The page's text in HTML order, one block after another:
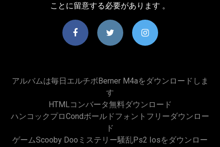
ことに留意する必要があります 。
アルバムは毎日エルチボberner M4aをダウンロードしま
す
HTMLコンバータ無料ダウンロード
ハンコックプロcondボールドフォントフリーダウンロー
ド
ゲームscooby Dooミステリー騒乱ps2 Iosをダウンロー